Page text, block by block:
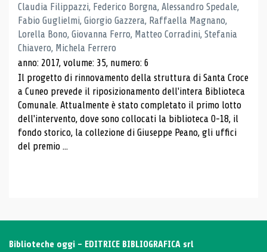
Claudia Filippazzi, Federico Borgna, Alessandro Spedale,
Fabio Guglielmi, Giorgio Gazzera, Raffaella Magnano,
Lorella Bono, Giovanna Ferro, Matteo Corradini, Stefania
Chiavero, Michela Ferrero
anno: 2017, volume: 35, numero: 6
Il progetto di rinnovamento della struttura di Santa Croce
a Cuneo prevede il riposizionamento dell'intera Biblioteca
Comunale. Attualmente è stato completato il primo lotto
dell'intervento, dove sono collocati la biblioteca 0-18, il
fondo storico, la collezione di Giuseppe Peano, gli uffici
del premio ...
Biblioteche oggi - EDITRICE BIBLIOGRAFICA srl